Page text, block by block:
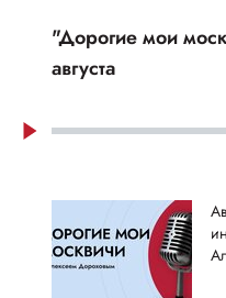
"Дорогие мои
августа